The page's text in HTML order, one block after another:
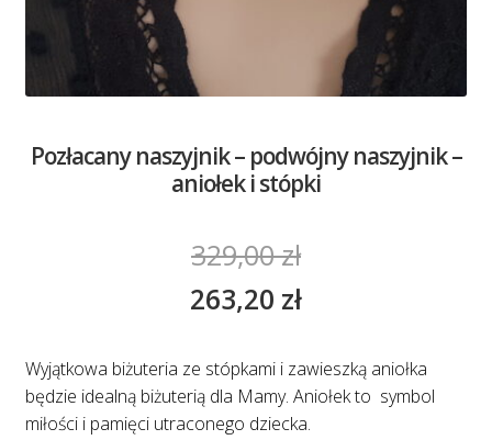
Pozłacany naszyjnik – podwójny naszyjnik –
aniołek i stópki
329,00zł
263,20 zł
Wyjątkowa biżuteria ze stópkami i zawieszką aniołka
będzie idealną biżuterią dla Mamy. Aniołek to symbol
miłości i pamięci utraconego dziecka.